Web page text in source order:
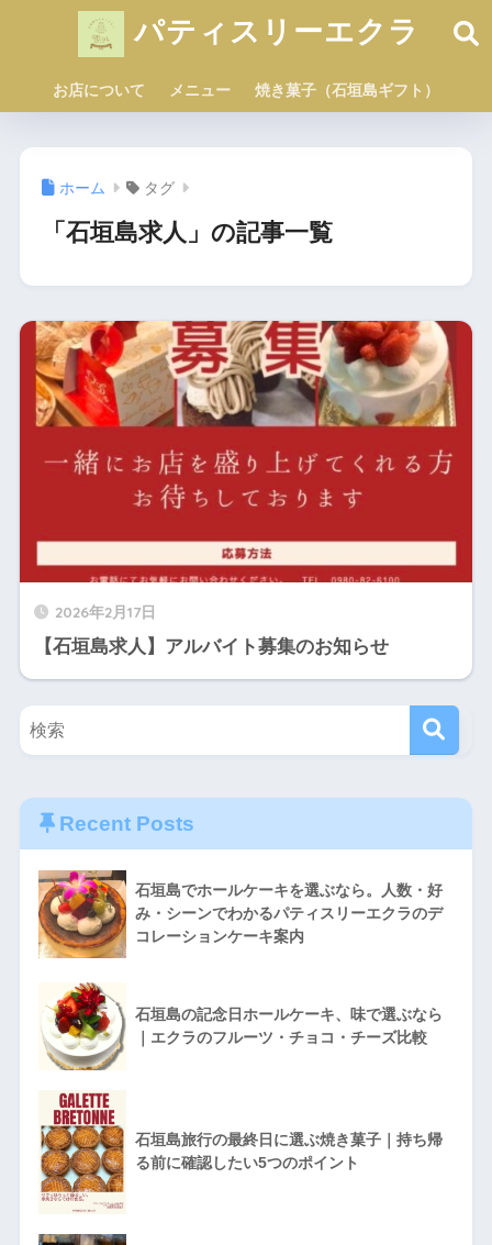
パティスリーエクラ
お店について メニュー 焼き菓子（石垣島ギフト）
ホーム タグ
「石垣島求人」の記事一覧
2026年2月17日
【石垣島求人】アルバイト募集のお知らせ
Recent Posts
石垣島でホールケーキを選ぶなら。人数・好
み・シーンでわかるパティスリーエクラのデ
コレーションケーキ案内
石垣島の記念日ホールケーキ、味で選ぶなら
｜エクラのフルーツ・チョコ・チーズ比較
石垣島旅行の最終日に選ぶ焼き菓子｜持ち帰
る前に確認したい5つのポイント